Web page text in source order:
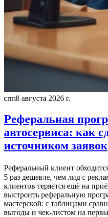
crm8 августа 2026 г.
Реферальная
автосервиса: как
источником заявок
Реферальный клиент
5 раз дешевле, чем лид с
клиентов теряется ещё на
выстроить реферальную
мастерской: с таблицами
выгоды и чек-листом на